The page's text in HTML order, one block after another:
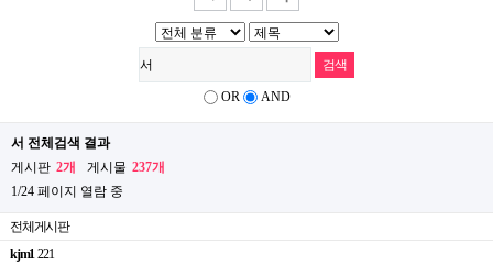
OR AND
서 전체검색 결과
게시판 2개 게시물 237개
1/24 페이지 열람 중
전체게시판
kjm1 221